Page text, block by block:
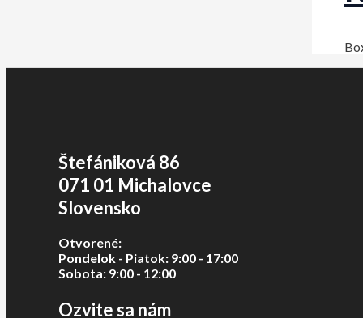
Štefániková 86
071 01 Michalovce
Slovensko
Otvorené:
Pondelok - Piatok: 9:00 - 17:00
Sobota: 9:00 - 12:00
Ozvite sa nám